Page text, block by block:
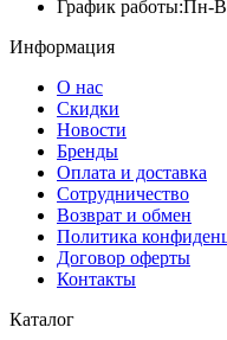
График работы:Пн-
Информация
О нас
Скидки
Новости
Бренды
Оплата и доставка
Сотрудничество
Возврат и обмен
Политика
Договор оферты
Контакты
Каталог